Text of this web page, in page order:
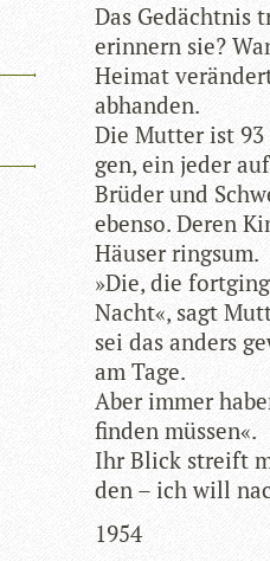
Das Gedächt­nis
erin­nern sie?
Hei­mat
abhanden.
Die Mut­ter ist
gen, ein jeder
Brü­der und
ebenso. Deren
Häu­ser ringsum.
»Die, die
Nacht«, sagt
sei das anders
am Tage.
Aber immer
fin­den müssen«.
Ihr Blick streift
den – ich will
1954